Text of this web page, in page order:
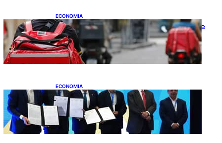
ECONOMIA
CAIXA e iFood facilitam financiamento de
motos e bicicletas elétricas para
entregadores
ECONOMIA
ApexBrasil participa de convênio para
investimento de R$ 2,63 milhões em
exportações de cachaça